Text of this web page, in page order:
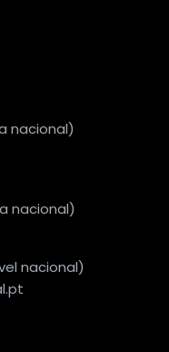
nacional)
nacional)
nacional)